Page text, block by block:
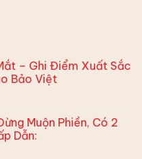
– Ghi Điểm Xuất Sắc
Bảo Việt
Muộn Phiền, Có 2
Dẫn: